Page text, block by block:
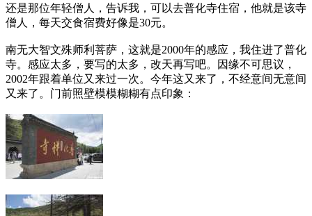
还是那位年轻僧人，告诉我，可以去普化寺住宿，他就是该寺
僧人，每天交食宿费好像是30元。
南无大智文殊师利菩萨，这就是2000年的感应，我住进了普化
寺。感应太多，要写的太多，改天再写吧。因缘不可思议，
2002年跟着单位又来过一次。今年这又来了，不经意间无意间
又来了。门前照壁模模糊糊有点印象：